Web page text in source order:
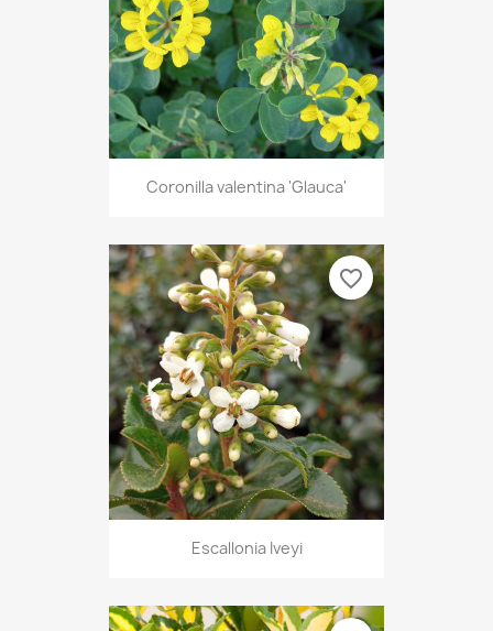
Coronilla valentina 'Glauca'
Escallonia Iveyi
favorite_border